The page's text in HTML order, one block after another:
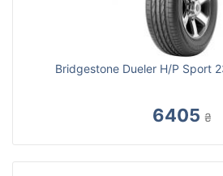
Bridgestone Dueler H/P Sport
6405 ₴